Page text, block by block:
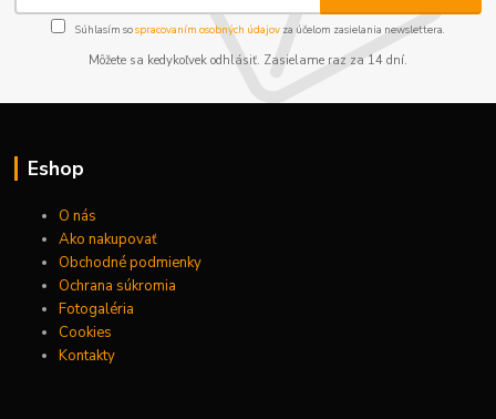
Súhlasím sospracovaním osobných údajov za účelom zasielania newslettera.
Môžete sa kedykoľvek odhlásiť. Zasielame raz za 14 dní.
Eshop
O nás
Ako nakupovať
Obchodné podmienky
Ochrana súkromia
Fotogaléria
Cookies
Kontakty